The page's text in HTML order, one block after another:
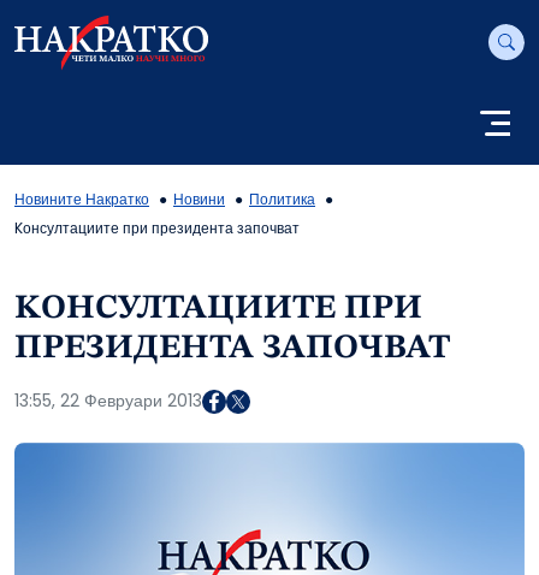
Новините Накратко Новини
Политика
Kонсултациите при президента започват
KОНСУЛТАЦИИТЕ ПРИ
ПРЕЗИДЕНТА ЗАПОЧВАТ
13:55, 22 Февруари 2013